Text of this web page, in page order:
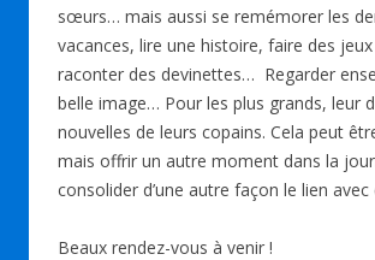
sœurs… mais aussi se remémorer les
vacances, lire une histoire, faire des
raconter des devinettes… Regarder
belle image… Pour les plus grands, leur
nouvelles de leurs copains. Cela peut
mais offrir un autre moment dans la
consolider d’une autre façon le lien
Beaux rendez-vous à venir !